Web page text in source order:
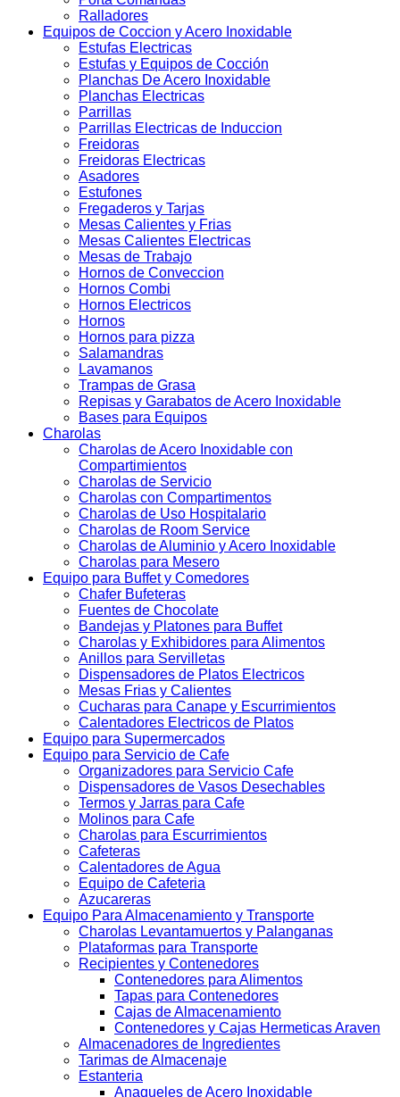
Ralladores
Equipos de Coccion y Acero Inoxidable
Estufas Electricas
Estufas y Equipos de Cocción
Planchas De Acero Inoxidable
Planchas Electricas
Parrillas
Parrillas Electricas de Induccion
Freidoras
Freidoras Electricas
Asadores
Estufones
Fregaderos y Tarjas
Mesas Calientes y Frias
Mesas Calientes Electricas
Mesas de Trabajo
Hornos de Conveccion
Hornos Combi
Hornos Electricos
Hornos
Hornos para pizza
Salamandras
Lavamanos
Trampas de Grasa
Repisas y Garabatos de Acero Inoxidable
Bases para Equipos
Charolas
Charolas de Acero Inoxidable con
Compartimientos
Charolas de Servicio
Charolas con Compartimentos
Charolas de Uso Hospitalario
Charolas de Room Service
Charolas de Aluminio y Acero Inoxidable
Charolas para Mesero
Equipo para Buffet y Comedores
Chafer Bufeteras
Fuentes de Chocolate
Bandejas y Platones para Buffet
Charolas y Exhibidores para Alimentos
Anillos para Servilletas
Dispensadores de Platos Electricos
Mesas Frias y Calientes
Cucharas para Canape y Escurrimientos
Calentadores Electricos de Platos
Equipo para Supermercados
Equipo para Servicio de Cafe
Organizadores para Servicio Cafe
Dispensadores de Vasos Desechables
Termos y Jarras para Cafe
Molinos para Cafe
Charolas para Escurrimientos
Cafeteras
Calentadores de Agua
Equipo de Cafeteria
Azucareras
Equipo Para Almacenamiento y Transporte
Charolas Levantamuertos y Palanganas
Plataformas para Transporte
Recipientes y Contenedores
Contenedores para Alimentos
Tapas para Contenedores
Cajas de Almacenamiento
Contenedores y Cajas Hermeticas Araven
Almacenadores de Ingredientes
Tarimas de Almacenaje
Estanteria
Anaqueles de Acero Inoxidable